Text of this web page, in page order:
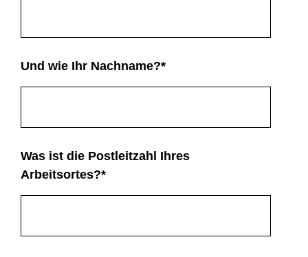
Und wie Ihr Nachname?*
Was ist die Postleitzahl Ihres
Arbeitsortes?*